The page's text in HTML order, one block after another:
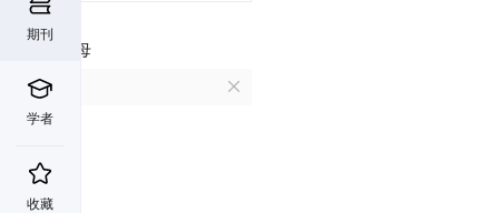
期刊
学者
收藏
首字母
O